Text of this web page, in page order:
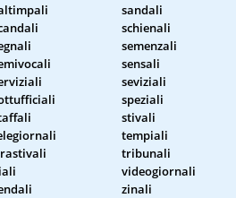
sandali
schienali
semenzali
sensali
seviziali
speziali
stivali
tempiali
tribunali
videogiornali
zinali